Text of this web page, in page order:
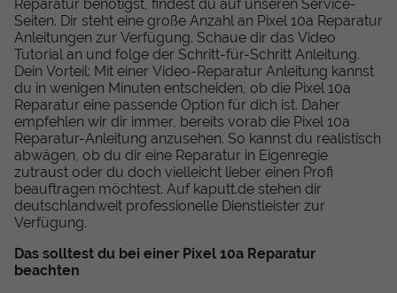
Reparatur benötigst, findest du auf unseren Service-
Seiten. Dir steht eine große Anzahl an Pixel 10a Reparatur
Anleitungen zur Verfügung. Schaue dir das Video
Tutorial an und folge der Schritt-für-Schritt Anleitung.
Dein Vorteil: Mit einer Video-Reparatur Anleitung kannst
du in wenigen Minuten entscheiden, ob die Pixel 10a
Reparatur eine passende Option für dich ist. Daher
empfehlen wir dir immer, bereits vorab die Pixel 10a
Reparatur-Anleitung anzusehen. So kannst du realistisch
abwägen, ob du dir eine Reparatur in Eigenregie
zutraust oder du doch vielleicht lieber einen Profi
beauftragen möchtest. Auf kaputt.de stehen dir
deutschlandweit professionelle Dienstleister zur
Verfügung.
Das solltest du bei einer Pixel 10a Reparatur
beachten